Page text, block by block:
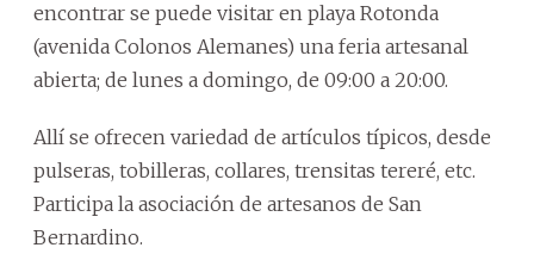
encontrar se puede visitar en playa Rotonda
(avenida Colonos Alemanes) una feria artesanal
abierta; de lunes a domingo, de 09:00 a 20:00.
Allí se ofrecen variedad de artículos típicos, desde
pulseras, tobilleras, collares, trensitas tereré, etc.
Participa la asociación de artesanos de San
Bernardino.